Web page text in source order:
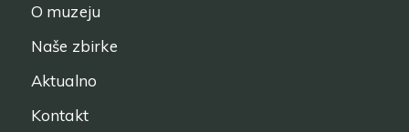
O muzeju
Naše zbirke
Aktualno
Kontakt